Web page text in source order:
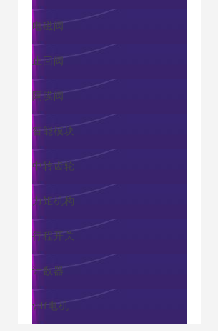
电磁阀
止回阀
隔膜阀
智能模块
中转齿轮
力矩机构
行程开关
计数器
ydf电机